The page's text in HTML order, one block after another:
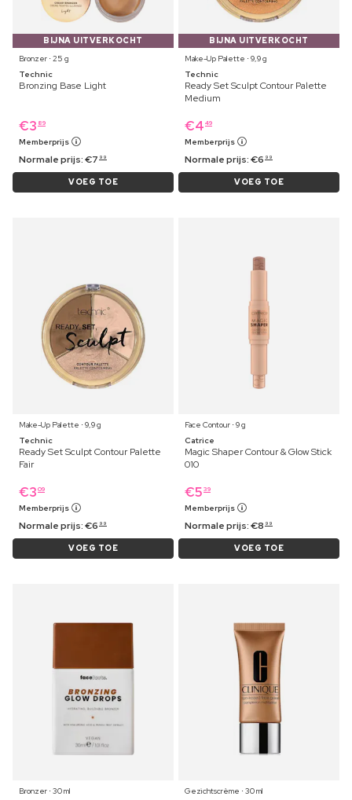
BIJNA UITVERKOCHT
Bronzer ⋅ 25 g
Technic
Bronzing Base Light
€3 89
Memberprijs
Normale prijs:€7 99
VOEG TOE
BIJNA UITVERKOCHT
Make-Up Palette ⋅ 9,9 g
Technic
Ready Set Sculpt Contour Palette
Medium
€4 49
Memberprijs
Normale prijs:€6 99
VOEG TOE
Make-Up Palette ⋅ 9,9 g
Technic
Ready Set Sculpt Contour Palette
Fair
€3 09
Memberprijs
Normale prijs:€6 99
VOEG TOE
Face Contour ⋅ 9 g
Catrice
Magic Shaper Contour & Glow Stick
010
€5 39
Memberprijs
Normale prijs:€8 99
VOEG TOE
Bronzer ⋅ 30 ml
Gezichtscrème ⋅ 30 ml